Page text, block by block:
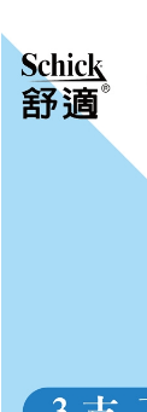
１．於結帳方式
結帳頁面，進行
２．訂單成立數日
３．收到繳費通
ATM／網路銀行
※ 請注意：結帳
購買商品的店家
※ 交易是否成功
是否繳費成功／
１．透過由恩沛
易，需依本服務
權轉讓予恩沛科
7-11取貨付款
每筆NT$70，滿
每筆NT$80，滿